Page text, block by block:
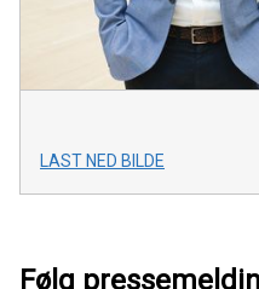
LAST NED BILDE
Følg